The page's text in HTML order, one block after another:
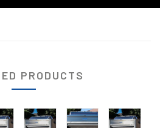
PRODUCTS